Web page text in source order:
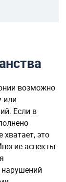
возможно
или
Если в
хватает, это
аспекты